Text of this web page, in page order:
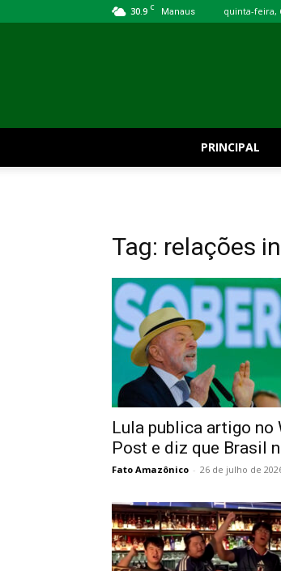
30.9 C Manaus quinta-feira,
PRINCIPAL
Tag: relações
Lula publica artigo no
Post e diz que Brasil
Fato Amazônico - 26 de julho de